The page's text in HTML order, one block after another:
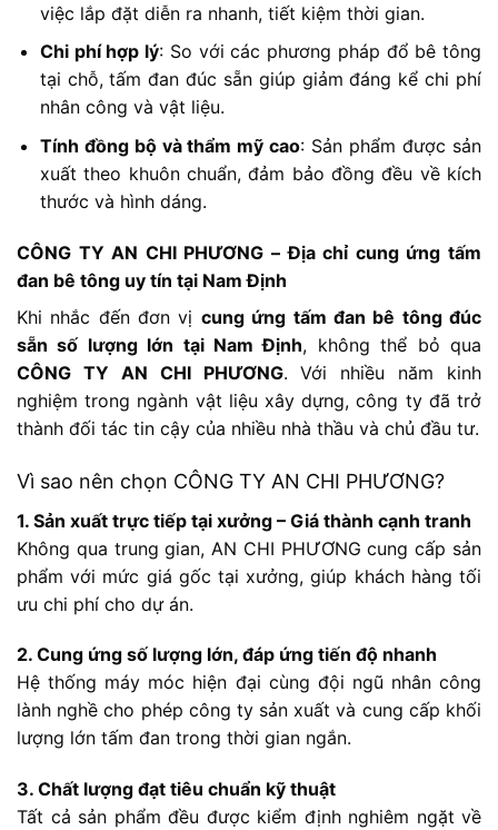
việc lắp đặt diễn ra nhanh, tiết kiệm thời gian.
Chi phí hợp lý: So với các phương pháp đổ bê tông
tại chỗ, tấm đan đúc sẵn giúp giảm đáng kể chi phí
nhân công và vật liệu.
Tính đồng bộ và thẩm mỹ cao: Sản phẩm được sản
xuất theo khuôn chuẩn, đảm bảo đồng đều về kích
thước và hình dáng.
CÔNG TY AN CHI PHƯƠNG – Địa chỉ cung ứng tấm
đan bê tông uy tín tại Nam Định
Khi nhắc đến đơn vị cung ứng tấm đan bê tông đúc
sẵn số lượng lớn tại Nam Định, không thể bỏ qua
CÔNG TY AN CHI PHƯƠNG. Với nhiều năm kinh
nghiệm trong ngành vật liệu xây dựng, công ty đã trở
thành đối tác tin cậy của nhiều nhà thầu và chủ đầu tư.
Vì sao nên chọn CÔNG TY AN CHI PHƯƠNG?
1. Sản xuất trực tiếp tại xưởng – Giá thành cạnh tranh
Không qua trung gian, AN CHI PHƯƠNG cung cấp sản
phẩm với mức giá gốc tại xưởng, giúp khách hàng tối
ưu chi phí cho dự án.
2. Cung ứng số lượng lớn, đáp ứng tiến độ nhanh
Hệ thống máy móc hiện đại cùng đội ngũ nhân công
lành nghề cho phép công ty sản xuất và cung cấp khối
lượng lớn tấm đan trong thời gian ngắn.
3. Chất lượng đạt tiêu chuẩn kỹ thuật
Tất cả sản phẩm đều được kiểm định nghiêm ngặt về